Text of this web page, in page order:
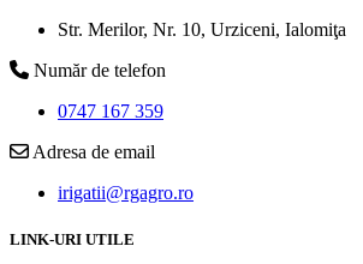
Str. Merilor, Nr. 10, Urziceni, Ialomiţa
Număr de telefon
0747 167 359
Adresa de email
irigatii@rgagro.ro
LINK-URI UTILE